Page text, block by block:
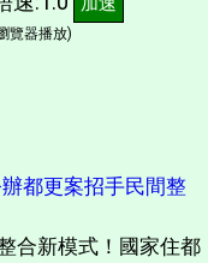
覽器播放)
都更案招手民間整
合新模式！國家住都